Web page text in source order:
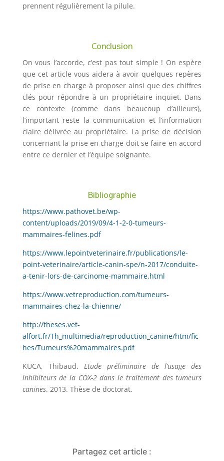
prennent régulièrement la pilule.
Conclusion
On vous l’accorde, c’est pas tout simple ! On espère
que cet article vous aidera à avoir quelques repères
de prise en charge à proposer ainsi que des chiffres
clés pour répondre à un propriétaire inquiet. Dans
ce contexte (comme dans beaucoup d’ailleurs),
l’important reste la communication et l’information
claire délivrée au propriétaire. La prise de décision
concernant la prise en charge doit se faire en accord
entre ce dernier et l’équipe soignante.
Bibliographie
https://www.pathovet.be/wp-
content/uploads/2019/09/4-1-2-0-tumeurs-
mammaires-felines.pdf
https://www.lepointveterinaire.fr/publications/le-
point-veterinaire/article-canin-spe/n-2017/conduite-
a-tenir-lors-de-carcinome-mammaire.html
https://www.vetreproduction.com/tumeurs-
mammaires-chez-la-chienne/
http://theses.vet-
alfort.fr/Th_multimedia/reproduction_canine/htm/fic
hes/Tumeurs%20mammaires.pdf
KUCA, Thibaud. Etude préliminaire de l’usage des
inhibiteurs de la COX-2 dans le traitement des tumeurs
canines. 2013. Thèse de doctorat.
Partagez cet article :